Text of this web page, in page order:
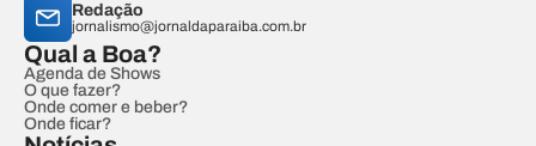
Redação
jornalismo@jornaldaparaiba.com.br
Qual a Boa?
Agenda de Shows
O que fazer?
Onde comer e beber?
Onde ficar?